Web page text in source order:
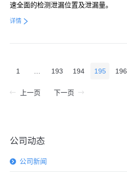
速全面的检测泄漏位置及泄漏量。
详情
1 193 194 195 196
上一页 下一页
公司动态
公司新闻